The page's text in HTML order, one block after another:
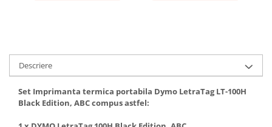
Descriere
Set Imprimanta termica portabila Dymo LetraTag LT-100H
Black Edition, ABC compus astfel: